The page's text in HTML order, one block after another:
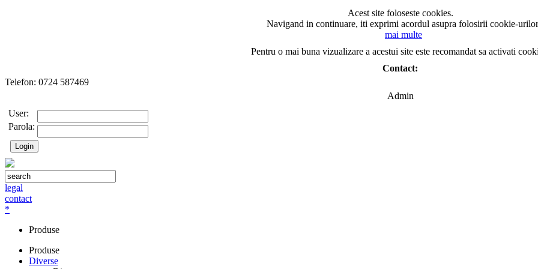
Acest site foloseste cookies.
Navigand in continuare, iti exprimi acordul asupra folosirii cookie-
mai multe
Pentru o mai buna vizualizare a acestui site este recomandat sa activati
Contact:
Telefon: 0724 587469
Admin
User:
Parola:
legal
contact
*
Produse
Produse
Diverse